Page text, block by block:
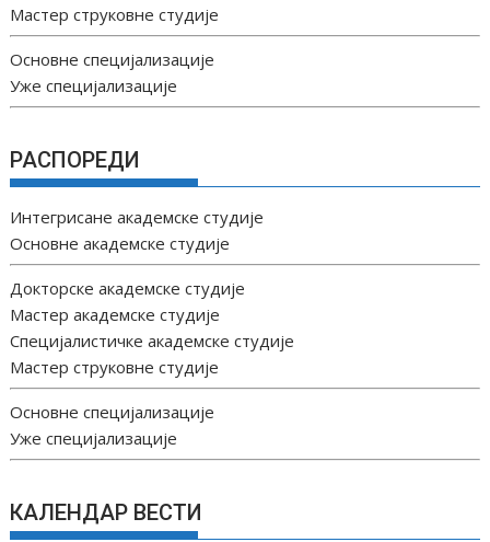
Мастер струковне студије
Основне специјализације
Уже специјализације
РАСПОРЕДИ
Интегрисане академске студије
Основне академске студије
Докторске академске студије
Мастер академске студије
Специјалистичке академске студије
Мастер струковне студије
Основне специјализације
Уже специјализације
КАЛЕНДАР ВЕСТИ